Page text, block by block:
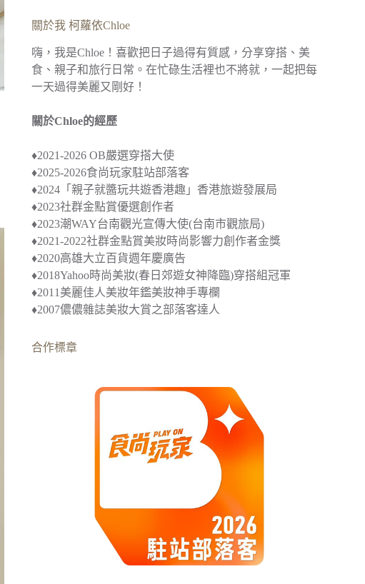
關於我 柯蘿依Chloe
嗨，我是Chloe！喜歡把日子過得有質感，分享穿搭、美
食、親子和旅行日常。在忙碌生活裡也不將就，一起把每
一天過得美麗又剛好！
關於Chloe的經歷
♦︎2021-2026 OB嚴選穿搭大使
♦︎2025-2026食尚玩家駐站部落客
♦︎2024 「親子就醬玩共遊香港趣」 香港旅遊發展局
♦︎2023社群金點賞優選創作者
♦︎2023潮WAY台南觀光宣傳大使(台南市觀旅局)
♦︎2021-2022社群金點賞美妝時尚影響力創作者金獎
♦︎2020高雄大立百貨週年慶廣告
♦︎2018Yahoo時尚美妝(春日郊遊女神降臨)穿搭組冠軍
♦︎2011美麗佳人美妝年鑑美妝神手專欄
♦︎2007儂儂雜誌美妝大賞之部落客達人
合作標章